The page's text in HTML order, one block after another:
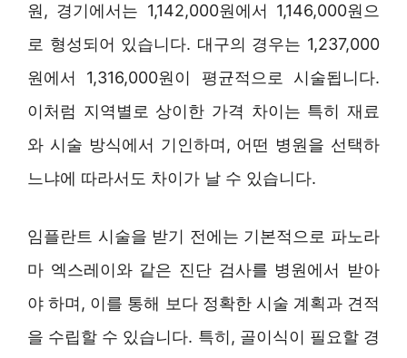
원, 경기에서는 1,142,000원에서 1,146,000원으
로 형성되어 있습니다. 대구의 경우는 1,237,000
원에서 1,316,000원이 평균적으로 시술됩니다.
이처럼 지역별로 상이한 가격 차이는 특히 재료
와 시술 방식에서 기인하며, 어떤 병원을 선택하
느냐에 따라서도 차이가 날 수 있습니다.
임플란트 시술을 받기 전에는 기본적으로 파노라
마 엑스레이와 같은 진단 검사를 병원에서 받아
야 하며, 이를 통해 보다 정확한 시술 계획과 견적
을 수립할 수 있습니다. 특히, 골이식이 필요할 경